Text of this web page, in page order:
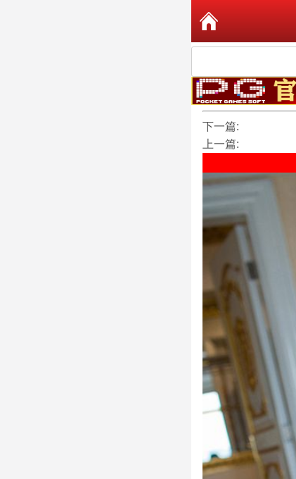
下一篇:
上一篇: